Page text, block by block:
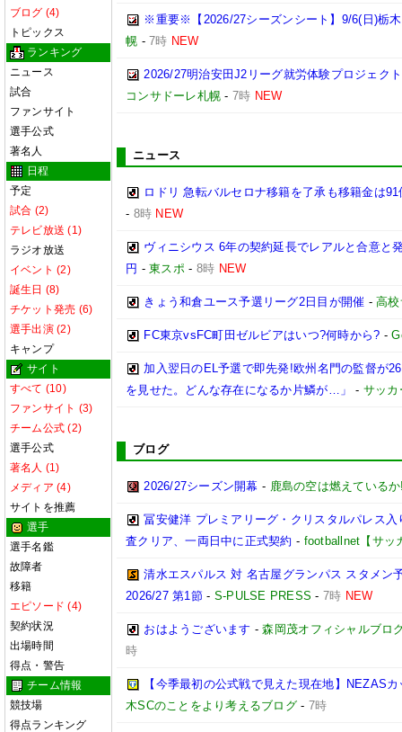
ブログ (4)
トピックス
ランキング
ニュース
試合
ファンサイト
選手公式
著名人
日程
予定
試合 (2)
テレビ放送 (1)
ラジオ放送
イベント (2)
誕生日 (8)
チケット発売 (6)
選手出演 (2)
キャンプ
サイト
すべて (10)
ファンサイト (3)
チーム公式 (2)
選手公式
著名人 (1)
メディア (4)
サイトを推薦
選手
選手名鑑
故障者
移籍
エピソード (4)
契約状況
出場時間
得点・警告
チーム情報
競技場
得点ランキング
※重要※【2026/27シーズンシート】9/6(日)栃
幌 -7時 NEW
2026/27明治安田J2リーグ就労体験プロジェク
コンサドーレ札幌 - 7時 NEW
ニュース
ロドリ 急転バルセロナ移籍を了承も移籍金は
- 8時 NEW
ヴィニシウス 6年の契約延長でレアルと合意
円 -東スポ- 8時 NEW
きょう和倉ユース予選リーグ2日目が開催 -高
FC東京vsFC町田ゼルビアはいつ?何時から? -
加入翌日のEL予選で即先発!欧州名門の監督が
を見せた。どんな存在になるか片鱗が…」
- サッカ
ブログ
2026/27シーズン開幕 - 鹿島の空は燃えている
冨安健洋 プレミアリーグ・クリスタルパレス
査クリア、一両日中に正式契約 - footballnet【サッ
清水エスパルス 対 名古屋グランパス スタメン
2026/27 第1節 - S-PULSE PRESS -7時 NEW
おはようございます -森岡茂オフィシャルブロ
時
【今季最初の公式戦で見えた現在地】NEZAS
木SCのことをより考えるブログ - 7時